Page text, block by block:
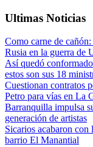
Ultimas Noticias
Como carne de
Rusia en la guerra de
Así quedó
estos son sus 18
Cuestionan contratos
Petro para vías en La
Barranquilla impulsa
generación de artistas
Sicarios acabaron
barrio El Manantial